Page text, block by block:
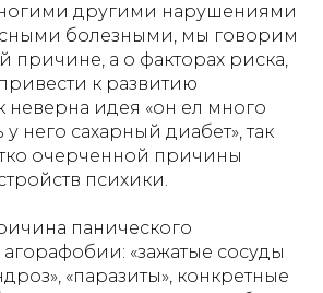
другими нарушениями
болезными, мы говорим
причине, а о факторах риска,
к развитию
неверна идея «он ел много
у него сахарный диабет», так
очерченной причины
психики.
панического
агорафобии: «зажатые сосуды
«паразиты», конкретные